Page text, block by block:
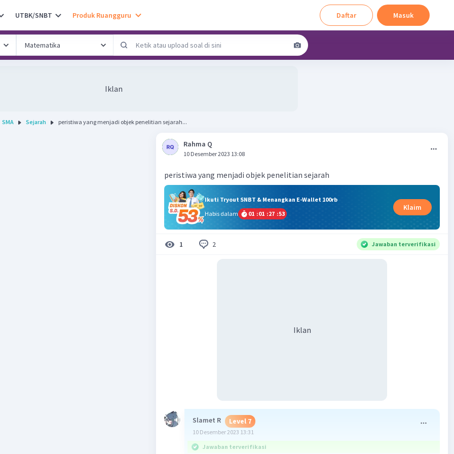
UTBK/SNBT Produk Ruangguru Daftar Masuk
Iklan
SMA Sejarah peristiwa yang menjadi objek penelitian sejarah...
Rahma Q
10 Desember 2023 13:08
peristiwa yang menjadi objek penelitian sejarah
Ikuti Tryout SNBT & Menangkan E-Wallet 100rb
Habis dalam
01 :01 :27 :52
Klaim
1 2 Jawaban terverifikasi
Iklan
Slamet R Level 7
10 Desember 2023 13:31
Jawaban terverifikasi